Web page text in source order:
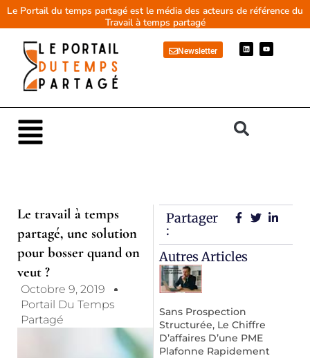
AllerLe Portail du temps partagé est le média des acteurs de référence du
Travail à temps partagé
Newsletter
L
i
n
Y
o
u
Main
Menu
Le travail à temps
partagé, une solution
pour bosser quand on
veut ?
Octobre 9, 2019
Portail Du Temps
Partagé
Partager
:
Autres Articles
Sans Prospection
Structurée, Le Chiffre
D’affaires D’une PME
Plafonne Rapidement